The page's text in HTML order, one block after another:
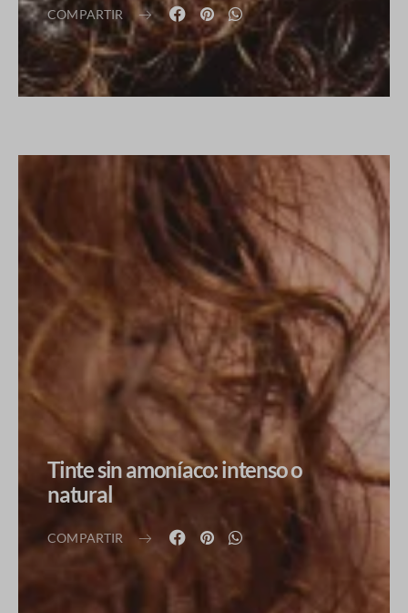
COMPARTIR
Tinte sin amoníaco: intenso o
natural
COMPARTIR